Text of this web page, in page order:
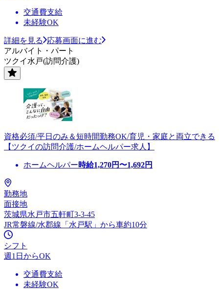
交通費支給
未経験OK
詳細を見る
応募画面に進む
アルバイト・パート
ツクイ水戸(訪問介護)
資格必須/平日のみ＆短時間勤務OK/育児・家庭と両立できる
【ツクイの訪問介護/ホームヘルパー求人】
ホームヘルパー時給1,270円〜1,692円
勤務地
面接地
茨城県水戸市五軒町3-3-45
JR常磐線/水郡線「水戸駅」から車約10分
シフト
週1日からOK
交通費支給
未経験OK